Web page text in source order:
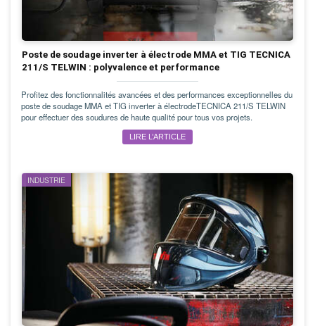
Poste de soudage inverter à électrode MMA et TIG TECNICA
211/S TELWIN : polyvalence et performance
Profitez des fonctionnalités avancées et des performances exceptionnelles du
poste de soudage MMA et TIG inverter à électrodeTECNICA 211/S TELWIN
pour effectuer des soudures de haute qualité pour tous vos projets.
LIRE L’ARTICLE
INDUSTRIE